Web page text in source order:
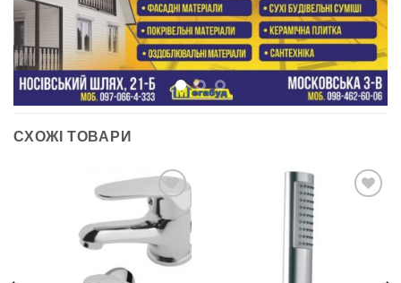
СХОЖІ ТОВАРИ
ДОДАТИ
ДО
СПИСКУ